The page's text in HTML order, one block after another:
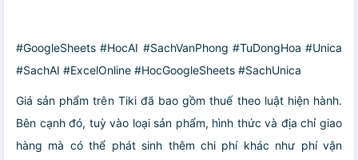
#GoogleSheets #HocAI #SachVanPhong #TuDongHoa #Unica
#SachAI #ExcelOnline #HocGoogleSheets #SachUnica
Giá sản phẩm trên Tiki đã bao gồm thuế theo luật hiện hành.
Bên cạnh đó, tuỳ vào loại sản phẩm, hình thức và địa chỉ giao
hàng mà có thể phát sinh thêm chi phí khác như phí vận